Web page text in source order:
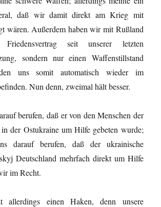
daß wir damit direkt am Krieg mit
wären. Außerdem haben wir mit Rußland
seit unserer letzten
sondern nur einen Waffenstillstand
uns somit automatisch wieder im
Nun denn, zweimal hält besser.
berufen, daß er von den Menschen der
der Ostukraine um Hilfe gebeten wurde;
darauf berufen, daß der ukrainische
Deutschland mehrfach direkt um Hilfe
im Recht.
allerdings einen Haken, denn unsere